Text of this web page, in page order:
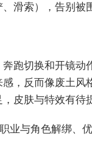
滑索），告别被
跑切换和开镜动
，反而像废土风
皮肤与特效有待
业与角色解绑、